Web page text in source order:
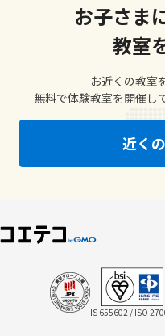
お子さま
教室
お近くの教室
無料で体験教室を開催し
近く
IS 655602 / ISO